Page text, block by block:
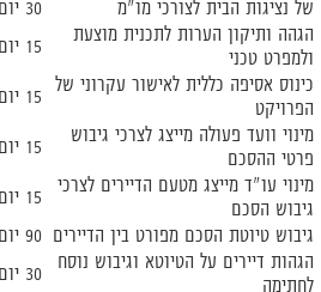
של נציגות הבית לצורכי מו"מ
30 יום
הגהה ותיקון הערות לתכנית מוצעת
ולמפרט טכני
15 יום
כינוס אסיפה כללית לאישור עקרוני של
הפרויקט
15 יום
מינוי וועד פעולה מייצג לצרכי גיבוש
פרטי ההסכם
15 יום
מינוי עו"ד מייצג מטעם הדיירים לצרכי
גיבוש הסכם
15 יום
גיבוש טיוטת הסכם מפורט בין הדיירים 90 יום
הגהות דיירים על הטיוטא וגיבוש נוסח
לחתימה
30 יום